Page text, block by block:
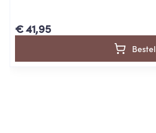
€ 41,95
Bestel